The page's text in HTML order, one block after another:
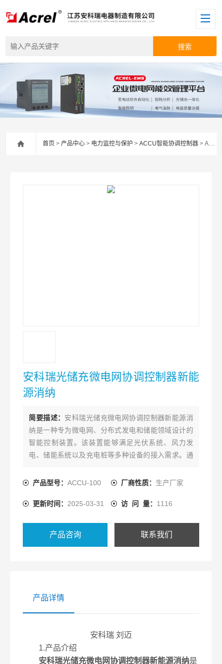
首页 >产品中心 > 电力监控与保护 >ACCU智能协调控制器 > ACCU-100安科瑞光储充微电网协调控制器新能源消纳
安科瑞光储充微电网协调控制器新能
源消纳
简要描述： 安科瑞光储充微电网协调控制器新能源消
纳是一种专为微电网、分布式发电和储能领域设计的
智能控制装置。该装置能够满足光伏系统、风力发
电、储能系统以及充电桩等多种设备的接入需求。通
时监控光伏、风能、储能系统及充电桩的运行状态和
行为目标，制定并执行控制策略，对微电网进行精确
产品型号：ACCU-100 厂商性质： 生产厂家
更新时间： 2025-03-31 访 问 量： 1116
产品咨询 联系我们
产品详情
安科瑞 刘迈
1.产品介绍
安科瑞光储充微电网协调控制器新能源消纳是